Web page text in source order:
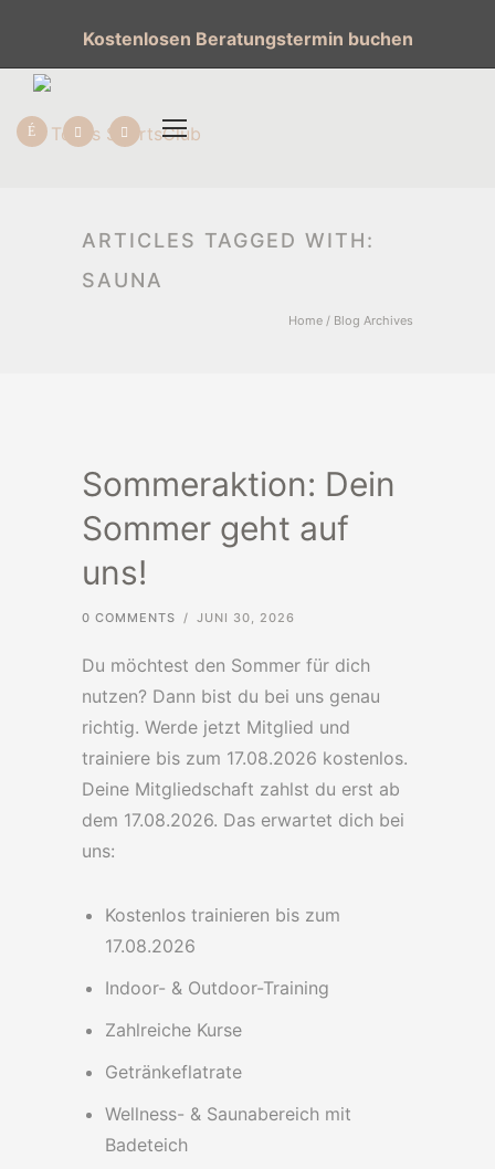
Kostenlosen Beratungstermin buchen
ARTICLES TAGGED WITH:
SAUNA
Home / Blog Archives
Sommeraktion: Dein
Sommer geht auf
uns!
0 COMMENTS / JUNI 30, 2026
Du möchtest den Sommer für dich
nutzen? Dann bist du bei uns genau
richtig. Werde jetzt Mitglied und
trainiere bis zum 17.08.2026 kostenlos.
Deine Mitgliedschaft zahlst du erst ab
dem 17.08.2026. Das erwartet dich bei
uns:
Kostenlos trainieren bis zum
17.08.2026
Indoor- & Outdoor-Training
Zahlreiche Kurse
Getränkeflatrate
Wellness- & Saunabereich mit
Badeteich